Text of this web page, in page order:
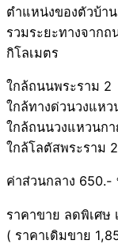
ตำแหน่งของตัวบ้า
รวมระยะทางจาก
กิโลเมตร
ใกล้ถนนพระราม 2
ใกล้ทางด่วนวงแห
ใกล้ถนนวงแหวนก
ใกล้โลตัสพระราม 2
ค่าส่วนกลาง 650.-
ราคาขาย ลดพิเศษ
( ราคาเดิมขาย